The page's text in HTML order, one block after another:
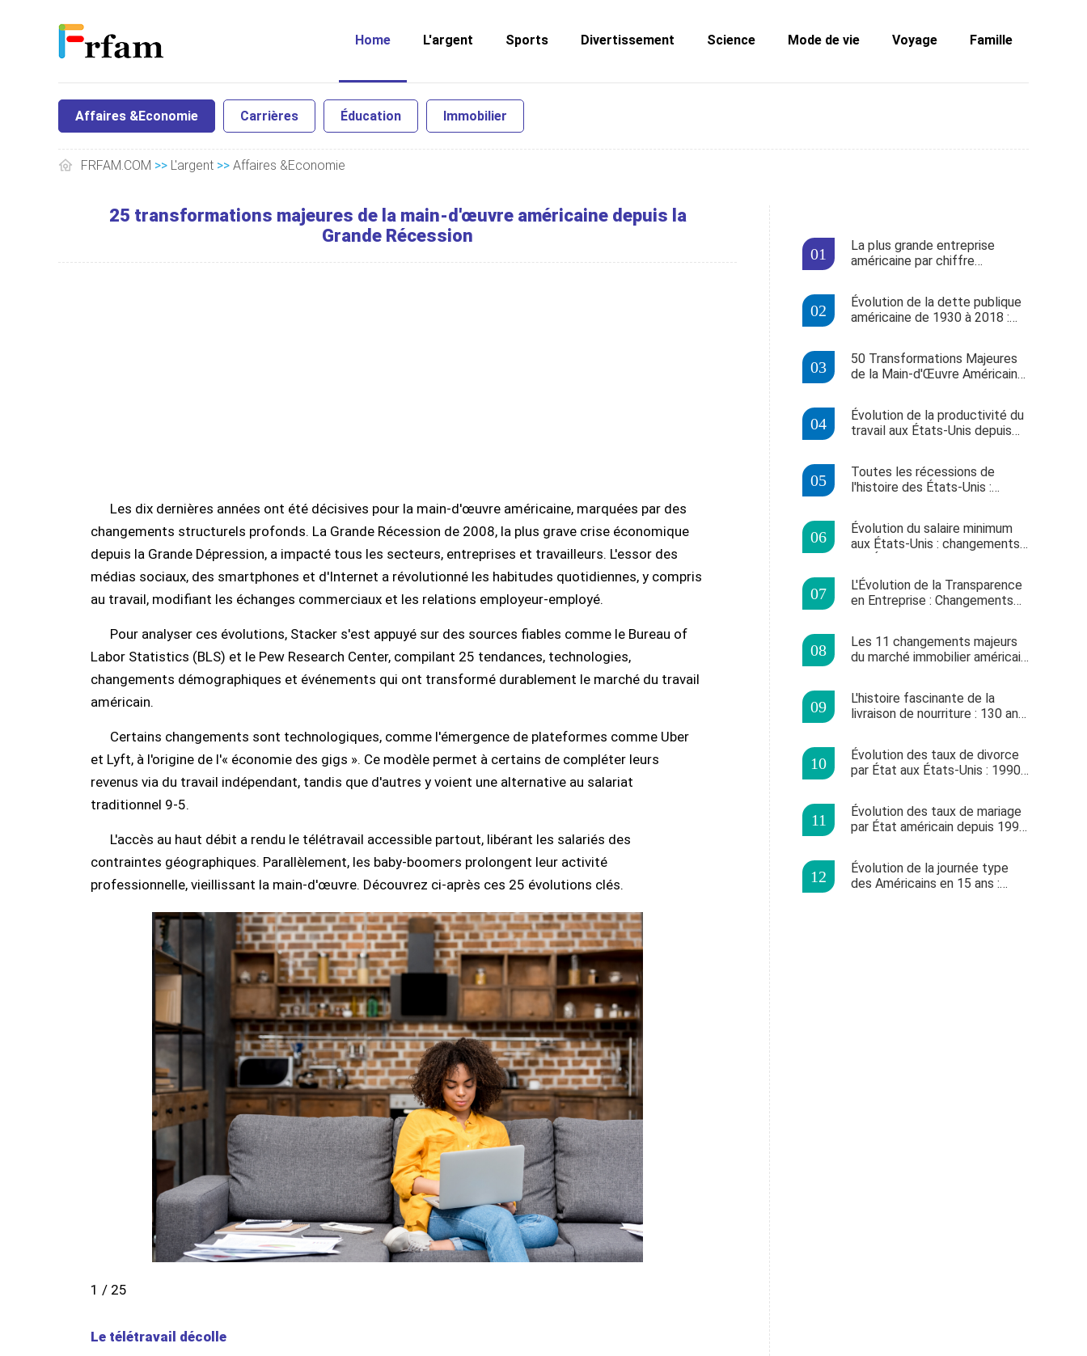
Home L'argent Sports Divertissement Science Mode de vie Voyage Famille
Affaires &Economie Carrières Éducation Immobilier
FRFAM.COM >> L'argent >> Affaires &Economie
25 transformations majeures de la main-d'œuvre américaine depuis la
Grande Récession
Les dix dernières années ont été décisives pour la main-d'œuvre américaine, marquées par des
changements structurels profonds. La Grande Récession de 2008, la plus grave crise économique
depuis la Grande Dépression, a impacté tous les secteurs, entreprises et travailleurs. L'essor des
médias sociaux, des smartphones et d'Internet a révolutionné les habitudes quotidiennes, y compris
au travail, modifiant les échanges commerciaux et les relations employeur-employé.
Pour analyser ces évolutions, Stacker s'est appuyé sur des sources fiables comme le Bureau of
Labor Statistics (BLS) et le Pew Research Center, compilant 25 tendances, technologies,
changements démographiques et événements qui ont transformé durablement le marché du travail
américain.
Certains changements sont technologiques, comme l'émergence de plateformes comme Uber
et Lyft, à l'origine de l'« économie des gigs ». Ce modèle permet à certains de compléter leurs
revenus via du travail indépendant, tandis que d'autres y voient une alternative au salariat
traditionnel 9-5.
L'accès au haut débit a rendu le télétravail accessible partout, libérant les salariés des
contraintes géographiques. Parallèlement, les baby-boomers prolongent leur activité
professionnelle, vieillissant la main-d'œuvre. Découvrez ci-après ces 25 évolutions clés.
1 / 25
Le télétravail décolle
La plus grande entreprise
américaine par chiffre
naissance (1955-2017)
Évolution de la dette publique
américaine de 1930 à 2018 :
naissance
50 Transformations Majeures
de la Main-d'Œuvre Américaine
Évolution de la productivité du
travail aux États-Unis depuis
Toutes les récessions de
l'histoire des États-Unis :
économiques
Évolution du salaire minimum
aux États-Unis : changements
L'Évolution de la Transparence
en Entreprise : Changements
Les 11 changements majeurs
du marché immobilier américain
L'histoire fascinante de la
livraison de nourriture : 130 ans
Évolution des taux de divorce
par État aux États-Unis : 1990-
Évolution des taux de mariage
par État américain depuis 1990
Évolution de la journée type
des Américains en 15 ans :